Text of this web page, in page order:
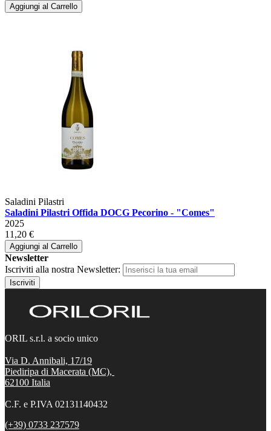
Aggiungi al Carrello
Saladini Pilastri
Saladini Pilastri Offida DOCG Pecorino - "Comes"
2025
11,20 €
Aggiungi al Carrello
Newsletter
Iscriviti alla nostra Newsletter:
Iscriviti
ORIL s.r.l. a socio unico
Via D. Annibali, 17/19
Piediripa di Macerata (MC),
62100 Italia
C.F. e P.IVA 02131140432
(+39) 0733 237579